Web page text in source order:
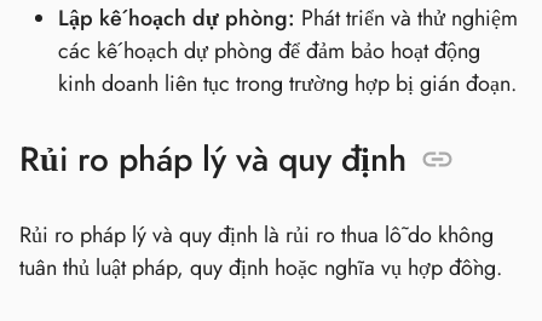
Lập kế hoạch dự phòng: Phát triển và thử nghiệm
các kế hoạch dự phòng để đảm bảo hoạt động
kinh doanh liên tục trong trường hợp bị gián đoạn.
Rủi ro pháp lý và quy định
Rủi ro pháp lý và quy định là rủi ro thua lỗ do không
tuân thủ luật pháp, quy định hoặc nghĩa vụ hợp đồng.